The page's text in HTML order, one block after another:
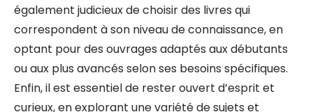
également judicieux de choisir des livres qui
correspondent à son niveau de connaissance, en
optant pour des ouvrages adaptés aux débutants
ou aux plus avancés selon ses besoins spécifiques.
Enfin, il est essentiel de rester ouvert d’esprit et
curieux, en explorant une variété de sujets et